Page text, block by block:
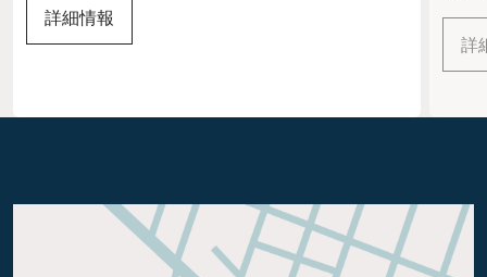
詳細情報
詳